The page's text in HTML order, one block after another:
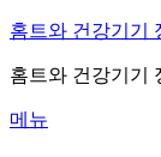
내
으
바
홈트와 건강기기
홈트와 건강기기
메뉴